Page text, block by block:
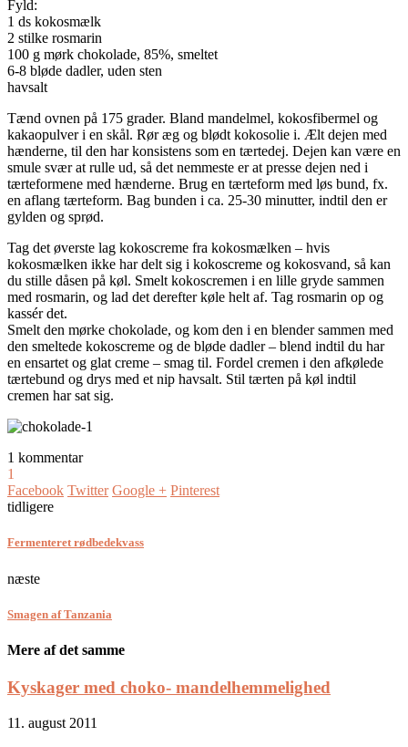
Fyld:
1 ds kokosmælk
2 stilke rosmarin
100 g mørk chokolade, 85%, smeltet
6-8 bløde dadler, uden sten
havsalt
Tænd ovnen på 175 grader. Bland mandelmel, kokosfibermel og
kakaopulver i en skål. Rør æg og blødt kokosolie i. Ælt dejen med
hænderne, til den har konsistens som en tærtedej. Dejen kan være en
smule svær at rulle ud, så det nemmeste er at presse dejen ned i
tærteformene med hænderne. Brug en tærteform med løs bund, fx.
en aflang tærteform. Bag bunden i ca. 25-30 minutter, indtil den er
gylden og sprød.
Tag det øverste lag kokoscreme fra kokosmælken – hvis
kokosmælken ikke har delt sig i kokoscreme og kokosvand, så kan
du stille dåsen på køl. Smelt kokoscremen i en lille gryde sammen
med rosmarin, og lad det derefter køle helt af. Tag rosmarin op og
kassér det.
Smelt den mørke chokolade, og kom den i en blender sammen med
den smeltede kokoscreme og de bløde dadler – blend indtil du har
en ensartet og glat creme – smag til. Fordel cremen i den afkølede
tærtebund og drys med et nip havsalt. Stil tærten på køl indtil
cremen har sat sig.
1 kommentar
1
Facebook Twitter Google + Pinterest
tidligere
Fermenteret rødbedekvass
næste
Smagen af Tanzania
Mere af det samme
Kyskager med choko- mandelhemmelighed
11. august 2011